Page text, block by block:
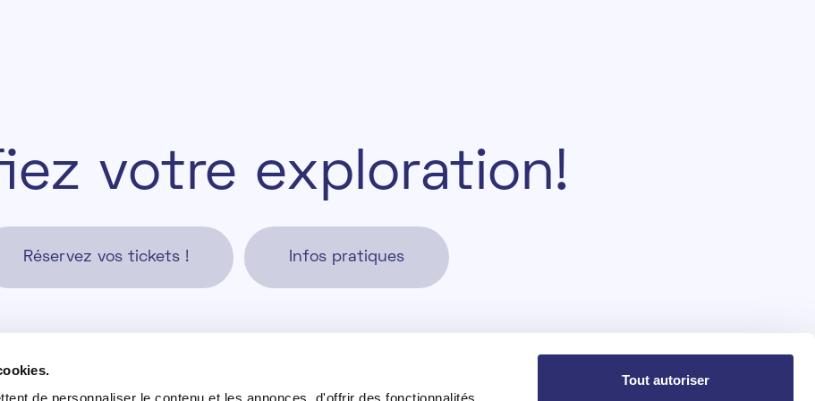
Tout autoriser
ez votre exploration!
Réservez vos tickets ! Infos pratiques
Explorations